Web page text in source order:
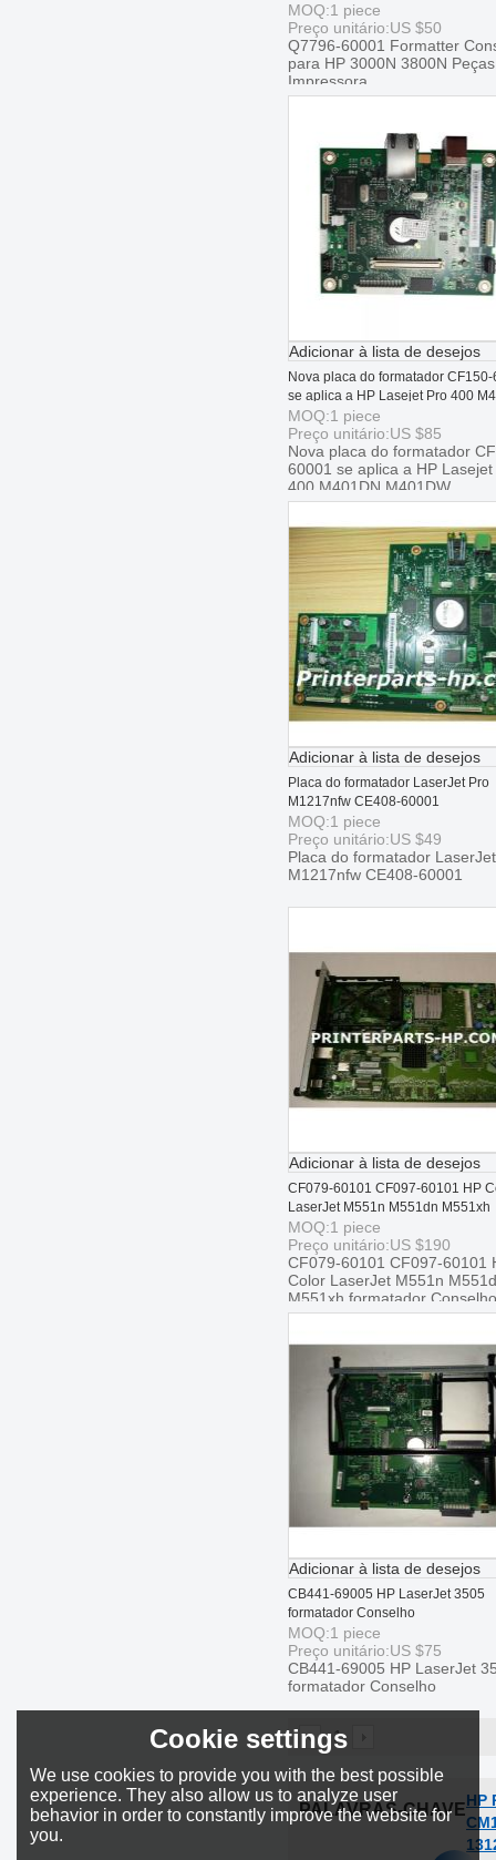
MOQ:1 piece
Preço unitário:US $50
Q7796-60001 Formatter
para HP 3000N 3800N
Impressora
Adicionar à lista de desejos
Nova placa do formatador
se aplica a HP Lasejet Pro 400
M401DW
MOQ:1 piece
Preço unitário:US $85
Nova placa do formatador
60001 se aplica a HP Lasejet
400 M401DN M401DW
Adicionar à lista de desejos
Placa do formatador LaserJet Pro
M1217nfw CE408-60001
MOQ:1 piece
Preço unitário:US $49
Placa do formatador
M1217nfw CE408-60001
Adicionar à lista de desejos
CF079-60101 CF097-60101 HP
LaserJet M551n M551dn M551xh
formatador Conselho
MOQ:1 piece
Preço unitário:US $190
CF079-60101 CF097-60101
Color LaserJet M551n
M551xh formatador Conselho
Adicionar à lista de desejos
CB441-69005 HP LaserJet 3505
formatador Conselho
MOQ:1 piece
Preço unitário:US $75
CB441-69005 HP LaserJet
formatador Conselho
1
PALAVRAS-CHAVEHP
Cookie settings
We use cookies to provide you with the best possible
experience. They also allow us to analyze user
behavior in order to constantly improve the website for
you.